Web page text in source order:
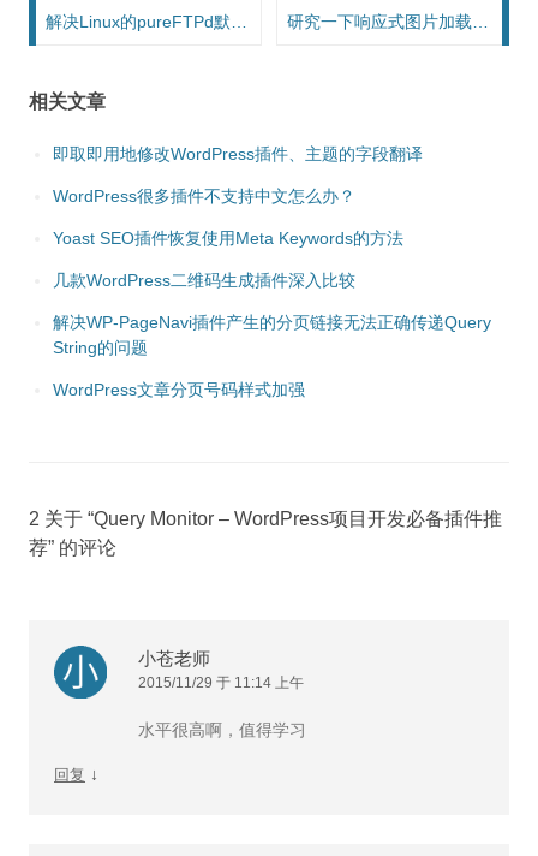
文章导航
相关文章
即取即用地修改WordPress插件、主题的字段翻译
WordPress很多插件不支持中文怎么办？
Yoast SEO插件恢复使用Meta Keywords的方法
几款WordPress二维码生成插件深入比较
解决WP-PageNavi插件产生的分页链接无法正确传递Query
String的问题
WordPress文章分页号码样式加强
2 关于 “Query Monitor – WordPress项目开发必备插件推
荐” 的评论
小苍老师
2015/11/29 于 11:14 上午
水平很高啊，值得学习
回复 ↓